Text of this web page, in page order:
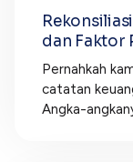
dan Faktor
Pernahkah
catatan
Angka-